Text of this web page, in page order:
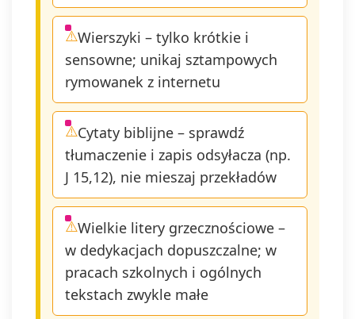
Wierszyki – tylko krótkie i
sensowne; unikaj sztampowych
rymowanek z internetu
Cytaty biblijne – sprawdź
tłumaczenie i zapis odsyłacza (np.
J 15,12), nie mieszaj przekładów
Wielkie litery grzecznościowe –
w dedykacjach dopuszczalne; w
pracach szkolnych i ogólnych
tekstach zwykle małe